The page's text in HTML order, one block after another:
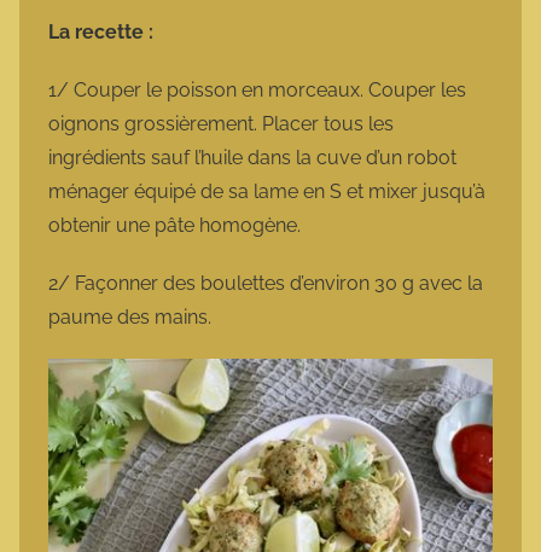
La recette :
1/ Couper le poisson en morceaux. Couper les
oignons grossièrement. Placer tous les
ingrédients sauf l’huile dans la cuve d’un robot
ménager équipé de sa lame en S et mixer jusqu’à
obtenir une pâte homogène.
2/ Façonner des boulettes d’environ 30 g avec la
paume des mains.